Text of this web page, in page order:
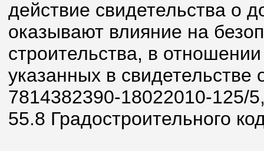
действие свидетельства о
оказывают влияние на
строительства, в
указанных в
7814382390-18022010-125/
55.8 Градостроительного